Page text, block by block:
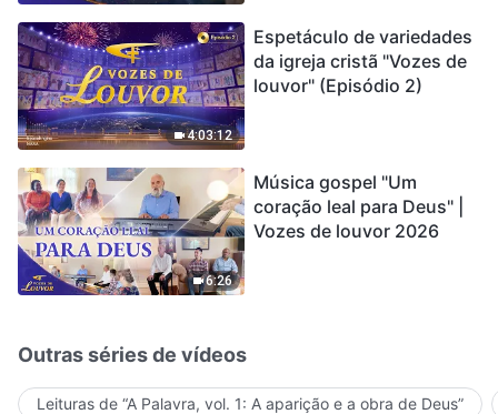
4:03:12
Espetáculo de variedades
da igreja cristã "Vozes de
louvor" (Episódio 2)
6:26
Música gospel "Um
coração leal para Deus" |
Vozes de louvor 2026
Outras séries de vídeos
Leituras de “A Palavra, vol. 1: A aparição e a obra de Deus”